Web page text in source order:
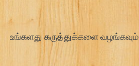
t
n
உங்களது கருத்துக்களை வழங்கவும்